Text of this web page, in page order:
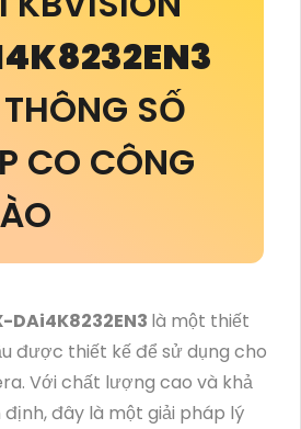
SỐ
CO CÔNG
DAi4K8232EN3 là một thiết
được thiết kế để sử dụng cho
Với chất lượng cao và khả
đây là một giải pháp lý